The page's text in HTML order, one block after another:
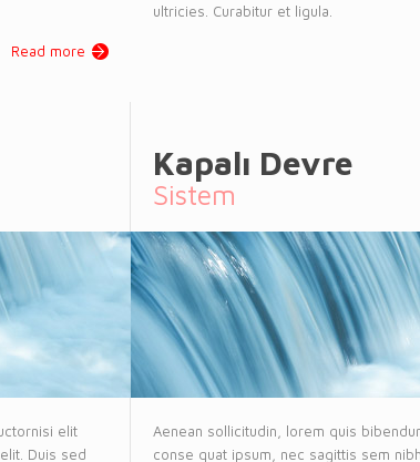
Read more
ultricies. Curabitur et ligula.
elit
Duis sed
Kapalı Devre
Sistem
Aenean sollicitudin, lorem quis
conse quat ipsum, nec sagittis sem